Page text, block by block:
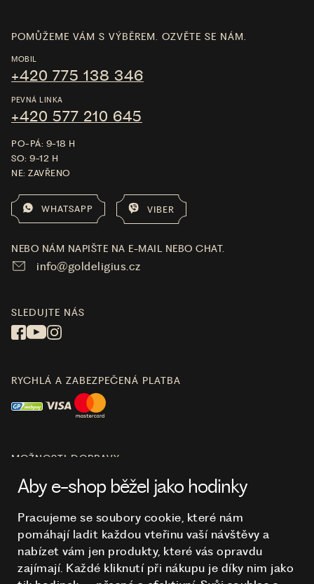
O NÁKUPU
POMŮŽEME VÁM S VÝBĚREM. OZVĚTE SE NÁM.
MOBIL
+420 775 138 346
PEVNÁ LINKA
+420 577 210 645
PO-PÁ: 9-18 H
SO: 9-12 H
NE: ZAVŘENO
WHATSAPP VIBER
NEBO NÁM NAPIŠTE NA E-MAIL NEBO CHAT.
info@goldeligius.cz
SLEDUJTE NÁS
RYCHLÁ A ZABEZPEČENÁ PLATBA
MOŽNOSTI DOPRAVY
Aby e-shop běžel jako hodinky
Pracujeme se soubory cookie, které nám
pomáhají ladit každou vteřinu vaší návštěvy a
nabízet vám jen produkty, které vás opravdu
zajímají. Každé kliknutí při nákupu je díky nim jako